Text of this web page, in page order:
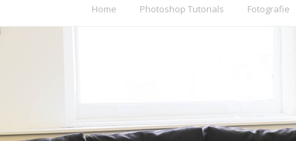
Home Photoshop Tutorials Fotografie